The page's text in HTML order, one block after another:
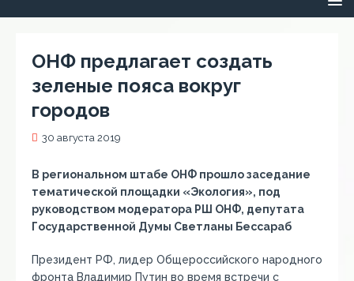
ОНФ предлагает создать
зеленые пояса вокруг
городов
30 августа 2019
В региональном штабе ОНФ прошло заседание
тематической площадки «Экология», под
руководством модератора РШ ОНФ, депутата
Государственной Думы Светланы Бессараб
Президент РФ, лидер Общероссийского народного
фронта Владимир Путин во время встречи с